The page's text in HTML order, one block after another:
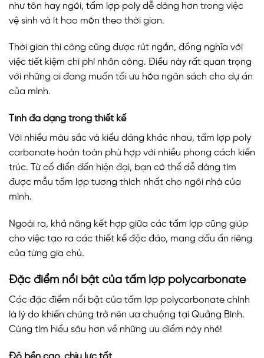
như tôn hay ngói, tấm lợp poly dễ dàng hơn trong việc
vệ sinh và ít hao mòn theo thời gian.
Thời gian thi công cũng được rút ngắn, đồng nghĩa với
việc tiết kiệm chi phí nhân công. Điều này rất quan trọng
với những ai đang muốn tối ưu hóa ngân sách cho dự án
của mình.
Tính đa dạng trong thiết kế
Với nhiều màu sắc và kiểu dáng khác nhau, tấm lợp poly
carbonate hoàn toàn phù hợp với nhiều phong cách kiến
trúc. Từ cổ điển đến hiện đại, bạn có thể dễ dàng tìm
được mẫu tấm lợp tương thích nhất cho ngôi nhà của
mình.
Ngoài ra, khả năng kết hợp giữa các tấm lợp cũng giúp
cho việc tạo ra các thiết kế độc đáo, mang dấu ấn riêng
của từng gia chủ.
Đặc điểm nổi bật của tấm lợp polycarbonate
Các đặc điểm nổi bật của tấm lợp polycarbonate chính
là lý do khiến chúng trở nên ưa chuộng tại Quảng Bình.
Cùng tìm hiểu sâu hơn về những ưu điểm này nhé!